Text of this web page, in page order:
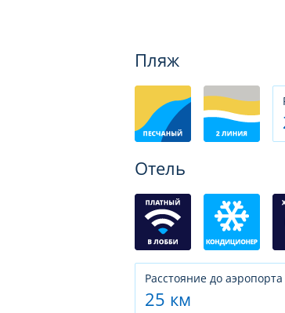
Пляж
Отель
Расстояние до аэропорта
25 км